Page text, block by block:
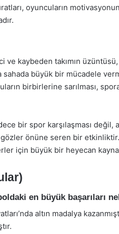
oyuncuların
ve kaybeden takımın
büyük bir mücadele
birbirlerine sarılması,
bir spor karşılaşması değil,
önüne seren bir etkinliktir.
için büyük bir heyecan
en büyük başarıları
altın madalya